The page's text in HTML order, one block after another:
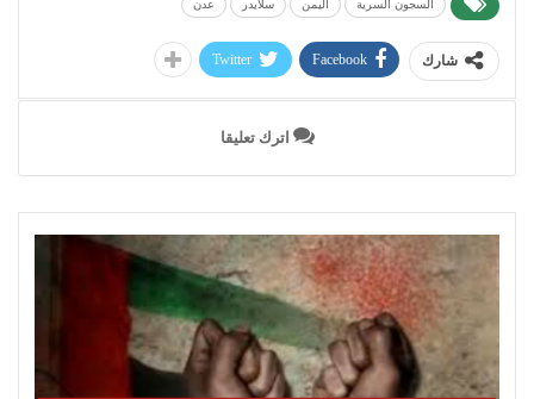
السجون السرية اليمن سلايدر عدن
شارك Facebook
Twitter
اترك تعليقا